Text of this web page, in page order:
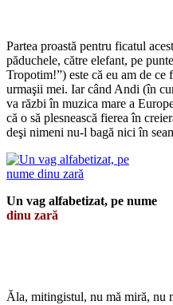
Partea proastă pentru ficatul
păduchele, către elefant, pe
Tropotim!”) este că eu am de
urmaşii mei. Iar când Andi (în
va răzbi în muzica mare a
că o să plesnească fierea în
deşi nimeni nu-l bagă nici în
Un vag alfabetizat, pe nume
dinu zară
Ăla, mitingistul, nu mă miră, nu